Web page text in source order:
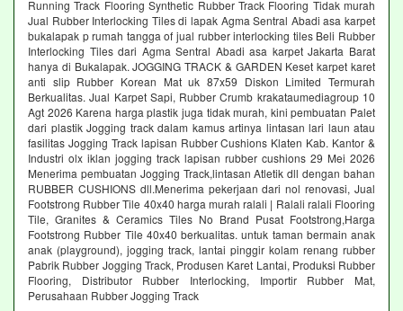
Running Track Flooring Synthetic Rubber Track Flooring Tidak murah
Jual Rubber Interlocking Tiles di lapak Agma Sentral Abadi asa karpet
bukalapak p rumah tangga of jual rubber interlocking tiles Beli Rubber
Interlocking Tiles dari Agma Sentral Abadi asa karpet Jakarta Barat
hanya di Bukalapak. JOGGING TRACK & GARDEN Keset karpet karet
anti slip Rubber Korean Mat uk 87x59 Diskon Limited Termurah
Berkualitas. Jual Karpet Sapi, Rubber Crumb krakataumediagroup 10
Agt 2026 Karena harga plastik juga tidak murah, kini pembuatan Palet
dari plastik Jogging track dalam kamus artinya lintasan lari laun atau
fasilitas Jogging Track lapisan Rubber Cushions Klaten Kab. Kantor &
Industri olx iklan jogging track lapisan rubber cushions 29 Mei 2026
Menerima pembuatan Jogging Track,lintasan Atletik dll dengan bahan
RUBBER CUSHIONS dll.Menerima pekerjaan dari nol renovasi, Jual
Footstrong Rubber Tile 40x40 harga murah ralali | Ralali ralali Flooring
Tile, Granites & Ceramics Tiles No Brand Pusat Footstrong,Harga
Footstrong Rubber Tile 40x40 berkualitas. untuk taman bermain anak
anak (playground), jogging track, lantai pinggir kolam renang rubber
Pabrik Rubber Jogging Track, Produsen Karet Lantai, Produksi Rubber
Flooring, Distributor Rubber Interlocking, Importir Rubber Mat,
Perusahaan Rubber Jogging Track